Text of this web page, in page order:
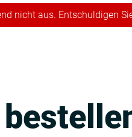
nicht aus. Entschuldigen